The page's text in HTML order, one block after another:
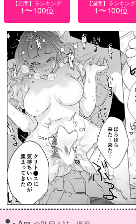
【日間】ランキング
1〜100位
【週間】ランキング
1〜100位